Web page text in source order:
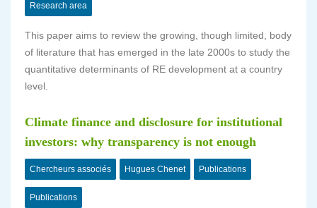
Research area
This paper aims to review the growing, though limited, body
of literature that has emerged in the late 2000s to study the
quantitative determinants of RE development at a country
level.
Climate finance and disclosure for institutional
investors: why transparency is not enough
Chercheurs associés Hugues Chenet Publications
Publications